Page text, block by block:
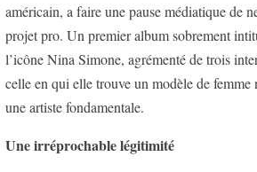
américain, a faire une pause médiatique de
projet pro. Un premier album sobrement
l’icône Nina Simone, agrémenté de trois
celle en qui elle trouve un modèle de
une artiste fondamentale.
Une irréprochable légitimité